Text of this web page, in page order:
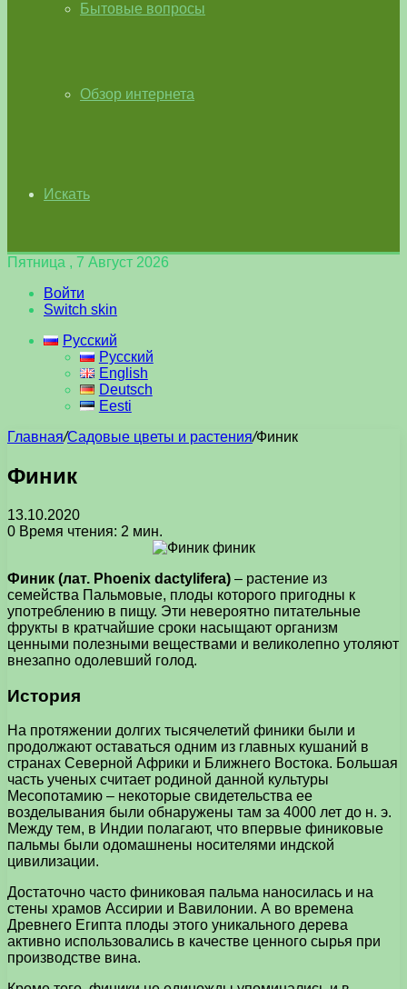
Бытовые вопросы
Обзор интернета
Искать
Пятница , 7 Август 2026
Войти
Switch skin
Русский
Русский
English
Deutsch
Eesti
Главная/Садовые цветы и растения/Финик
Финик
13.10.2020
0 Время чтения: 2 мин.
Финик (лат. Phoenix dactylifera) – растение из
семейства Пальмовые, плоды которого пригодны к
употреблению в пищу. Эти невероятно питательные
фрукты в кратчайшие сроки насыщают организм
ценными полезными веществами и великолепно утоляют
внезапно одолевший голод.
История
На протяжении долгих тысячелетий финики были и
продолжают оставаться одним из главных кушаний в
странах Северной Африки и Ближнего Востока. Большая
часть ученых считает родиной данной культуры
Месопотамию – некоторые свидетельства ее
возделывания были обнаружены там за 4000 лет до н. э.
Между тем, в Индии полагают, что впервые финиковые
пальмы были одомашнены носителями индской
цивилизации.
Достаточно часто финиковая пальма наносилась и на
стены храмов Ассирии и Вавилонии. А во времена
Древнего Египта плоды этого уникального дерева
активно использовались в качестве ценного сырья при
производстве вина.